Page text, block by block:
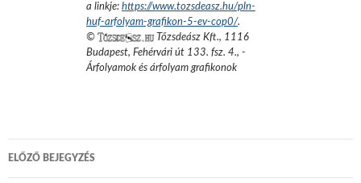
a linkje: https://www.tozsdeasz.hu/pln-
huf-arfolyam-grafikon-5-ev-cop0/.
©
Tőzsdeász Kft., 1116
Budapest, Fehérvári út 133. fsz. 4., -
Árfolyamok és árfolyam grafikonok
Bejegyzés
navigáció
ELŐZŐ BEJEGYZÉS